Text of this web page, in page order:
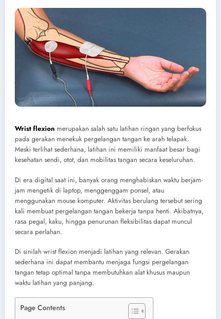
Wrist flexion merupakan salah satu latihan ringan yang berfokus
pada gerakan menekuk pergelangan tangan ke arah telapak.
Meski terlihat sederhana, latihan ini memiliki manfaat besar bagi
kesehatan sendi, otot, dan mobilitas tangan secara keseluruhan.
Di era digital saat ini, banyak orang menghabiskan waktu berjam-
jam mengetik di laptop, menggenggam ponsel, atau
menggunakan mouse komputer. Aktivitas berulang tersebut sering
kali membuat pergelangan tangan bekerja tanpa henti. Akibatnya,
rasa pegal, kaku, hingga penurunan fleksibilitas dapat muncul
secara perlahan.
Di sinilah wrist flexion menjadi latihan yang relevan. Gerakan
sederhana ini dapat membantu menjaga fungsi pergelangan
tangan tetap optimal tanpa membutuhkan alat khusus maupun
waktu latihan yang panjang.
Page Contents